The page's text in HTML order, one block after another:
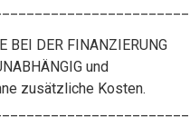
BEI DER FINANZIERUNG
und
zusätzliche Kosten.